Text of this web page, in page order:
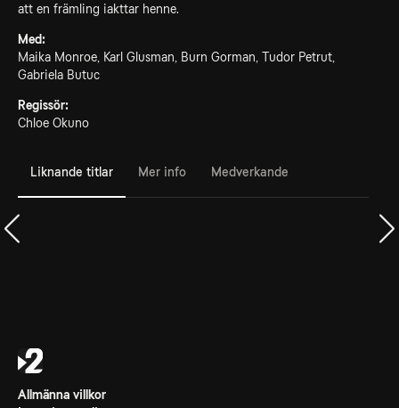
att en främling iakttar henne.
Med:
Maika Monroe, Karl Glusman, Burn Gorman, Tudor Petrut,
Gabriela Butuc
Regissör:
Chloe Okuno
Liknande titlar Mer info Medverkande
Allmänna villkor